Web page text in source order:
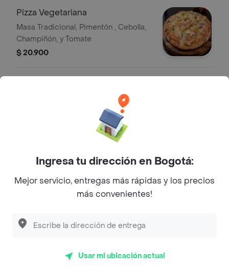
Pizza Vegetariana
Masa Tradicional, Pimentón , Cebolla,
Champiñón, y Tomate
$ 20.900
Spaghetti, Pan Tajado con Queso
Gratinado, Rodaja de Tomate
Lasagna Mixta
Lasagna Mixta, Pan Tajado con Queso
Gratinado, Rodaja de Tomate
Lasagna Mixta de (350 Gramos), Pan
Ingresa tu dirección en Bogotá:
Mejor servicio, entregas más rápidas y los precios
más convenientes!
Usar mi ubicación actual